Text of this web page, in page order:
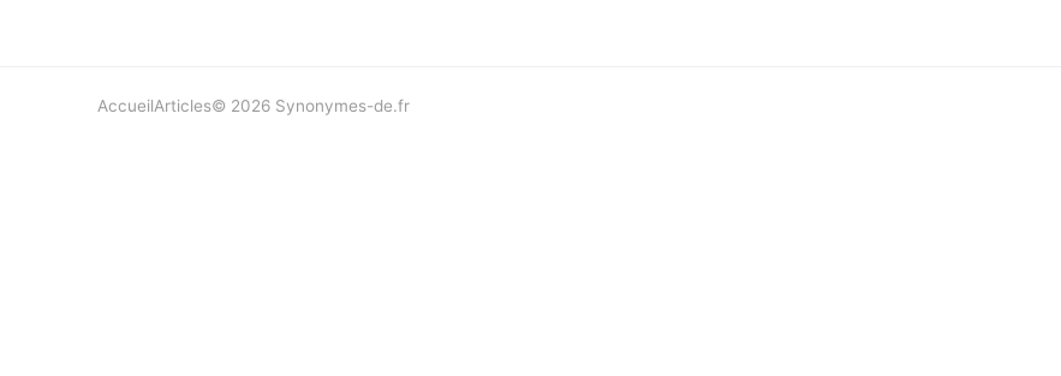
AccueilArticles© 2026 Synonymes-de.fr